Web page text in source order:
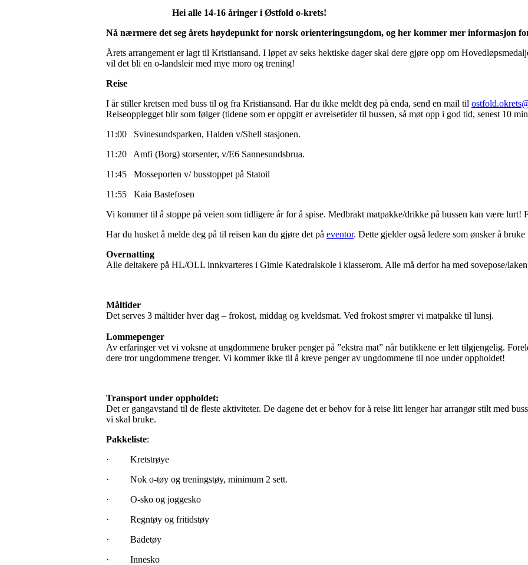
Hei alle 14-16 åringer i Østfold o-krets!
Nå nærmere det seg årets høydepunkt for norsk orienteringsungdom, og her kommer mer informasjon
Årets arrangement er lagt til Kristiansand. I løpet av seks hektiske dager skal dere gjøre opp om
vil det bli en o-landsleir med mye moro og trening!
Reise
I år stiller kretsen med buss til og fra Kristiansand. Har du ikke meldt deg på enda, send en mail til
Reiseopplegget blir som følger (tidene som er oppgitt er avreisetider til bussen, så møt opp i god tid, senest 10
11:00 Svinesundsparken, Halden v/Shell stasjonen.
11:20 Amfi (Borg) storsenter, v/E6 Sannesundsbrua.
11:45 Mosseporten v/ busstoppet på Statoil
11:55 Kaia Bastefosen
Vi kommer til å stoppe på veien som tidligere år for å spise. Medbrakt matpakke/drikke på bussen kan være lurt!
Har du husket å melde deg på til reisen kan du gjøre det på eventor. Dette gjelder også ledere som ønsker å bruke
Overnatting
Alle deltakere på HL/OLL innkvarteres i Gimle Katedralskole i klasserom. Alle må derfor ha med sovepose/
Måltider
Det serves 3 måltider hver dag – frokost, middag og kveldsmat. Ved frokost smører vi matpakke til lunsj.
Lommepenger
Av erfaringer vet vi voksne at ungdommene bruker penger på ”ekstra mat” når butikkene er lett tilgjengelig.
dere tror ungdommene trenger. Vi kommer ikke til å kreve penger av ungdommene til noe under oppholdet!
Transport under oppholdet:
Det er gangavstand til de fleste aktiviteter. De dagene det er behov for å reise litt lenger har arrangør stilt med
vi skal bruke.
Pakkeliste:
· Kretstrøye
· Nok o-tøy og treningstøy, minimum 2 sett.
· O-sko og joggesko
· Regntøy og fritidstøy
· Badetøy
· Innesko